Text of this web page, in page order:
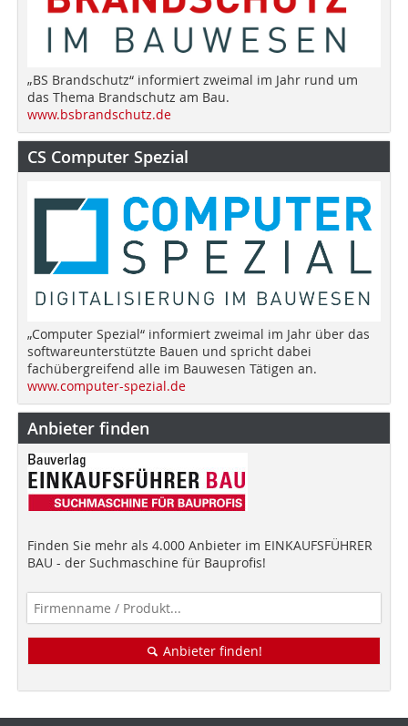
„BS Brandschutz“ informiert zweimal im Jahr rund um
das Thema Brandschutz am Bau.
www.bsbrandschutz.de
CS Computer Spezial
„Computer Spezial“ informiert zweimal im Jahr über das
softwareunterstützte Bauen und spricht dabei
fachübergreifend alle im Bauwesen Tätigen an.
www.computer-spezial.de
Anbieter finden
Finden Sie mehr als 4.000 Anbieter im EINKAUFSFÜHRER
BAU - der Suchmaschine für Bauprofis!
Anbieter finden!